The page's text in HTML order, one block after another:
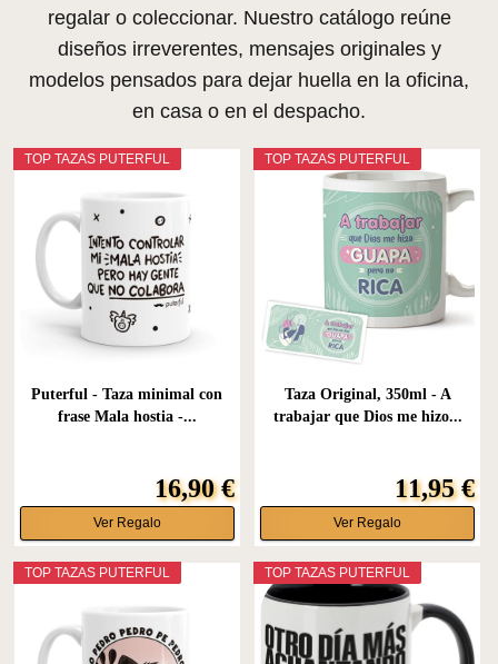
regalar o coleccionar. Nuestro catálogo reúne
diseños irreverentes, mensajes originales y
modelos pensados para dejar huella en la oficina,
en casa o en el despacho.
TOP TAZAS PUTERFUL
Puterful - Taza minimal con
frase Mala hostia -...
16,90 €
Ver Regalo
TOP TAZAS PUTERFUL
Taza Original, 350ml - A
trabajar que Dios me hizo...
11,95 €
Ver Regalo
TOP TAZAS PUTERFUL TOP TAZAS PUTERFUL